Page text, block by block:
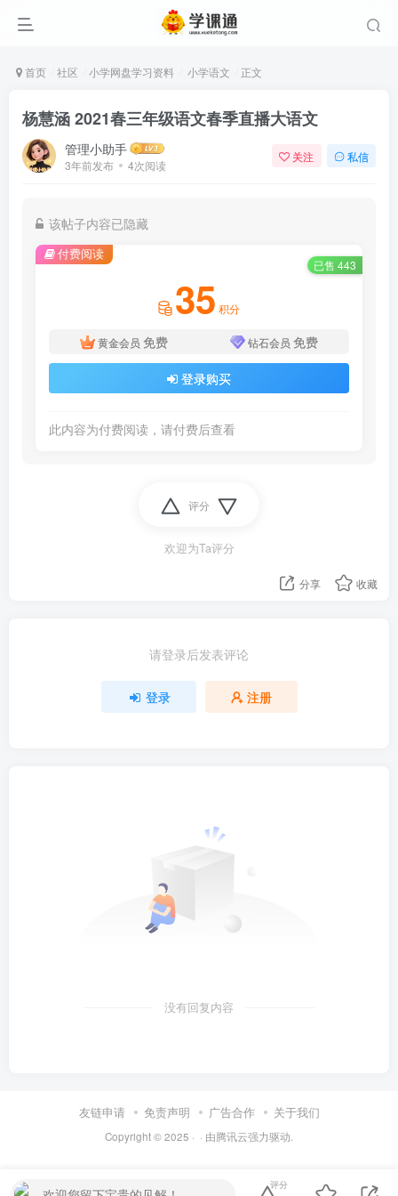
首页 社区 小学网盘学习资料 小学语文 正文
杨慧涵 2021春三年级语文春季直播大语文
管理小助手
3年前发布 4次阅读
关注 私信
该帖子内容已隐藏
付费阅读
已售 443
35 积分
黄金会员 免费 钻石会员 免费
登录购买
此内容为付费阅读，请付费后查看
评分
欢迎为Ta评分
分享 收藏
请登录后发表评论
登录 注册
没有回复内容
友链申请 免责声明 广告合作 关于我们
Copyright © 2025 · · 由腾讯云强力驱动.
评分